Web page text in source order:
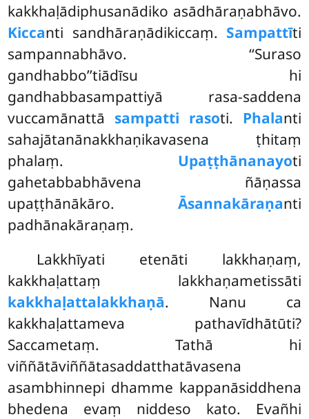
kakkhaḷādiphusanādiko asādhāraṇabhāvo.
Kiccanti sandhāraṇādikiccaṃ. Sampattīti
sampannabhāvo. ‘‘Suraso
gandhabbo’’tiādīsu hi
gandhabbasampattiyā rasa-saddena
vuccamānattā sampatti rasoti. Phalanti
sahajātanānakkhaṇikavasena ṭhitaṃ
phalaṃ. Upaṭṭhānanayoti
gahetabbabhāvena ñāṇassa
upaṭṭhānākāro. Āsannakāraṇanti
padhānakāraṇaṃ.
Lakkhīyati etenāti lakkhaṇaṃ,
kakkhaḷattaṃ lakkhaṇametissāti
kakkhaḷattalakkhaṇā. Nanu ca
kakkhaḷattameva pathavīdhātūti?
Saccametaṃ. Tathā hi
viññātāviññātasaddatthatāvasena
asambhinnepi dhamme kappanāsiddhena
bhedena evaṃ niddeso kato. Evañhi